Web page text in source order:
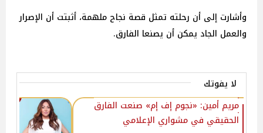
وأشارت إلى أن رحلته تمثل قصة نجاح ملهمة، أثبتت أن الإصرار
والعمل الجاد يمكن أن يصنعا الفارق.
لا يفوتك
مريم أمين: «نجوم إف إم» صنعت الفارق
الحقيقي في مشواري الإعلامي